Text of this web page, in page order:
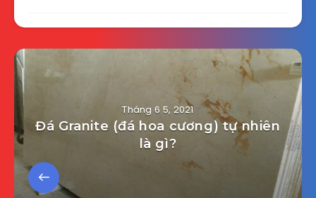
Tháng 6 5, 2021
Đá Granite (đá hoa cương) tự nhiên
là gì?